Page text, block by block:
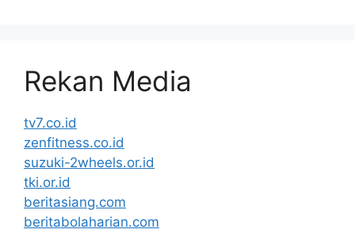
Rekan Media
tv7.co.id
zenfitness.co.id
suzuki-2wheels.or.id
tki.or.id
beritasiang.com
beritabolaharian.com